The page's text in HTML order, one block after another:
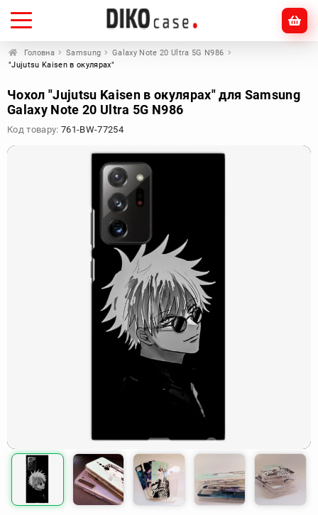
Головна Samsung
Galaxy Note 20 Ultra 5G N986
"Jujutsu Kaisen в окулярах"
Чохол "Jujutsu Kaisen в окулярах" для Samsung
Galaxy Note 20 Ultra 5G N986
Код товару: 761-BW-77254